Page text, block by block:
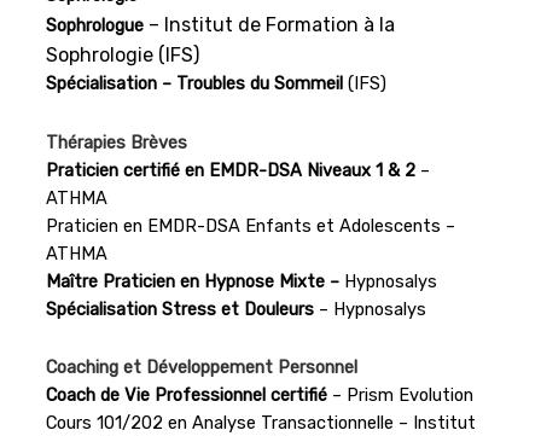
Sophrologue – Institut de Formation à la
Sophrologie (IFS)
Spécialisation – Troubles du Sommeil (IFS)
Thérapies Brèves
Praticien certifié en EMDR-DSA Niveaux 1 & 2 –
ATHMA
Praticien en EMDR-DSA Enfants et Adolescents –
ATHMA
Maître Praticien en Hypnose Mixte – Hypnosalys
Spécialisation Stress et Douleurs – Hypnosalys
Coaching et Développement Personnel
Coach de Vie Professionnel certifié – Prism Evolution
Cours 101/202 en Analyse Transactionnelle – Institut